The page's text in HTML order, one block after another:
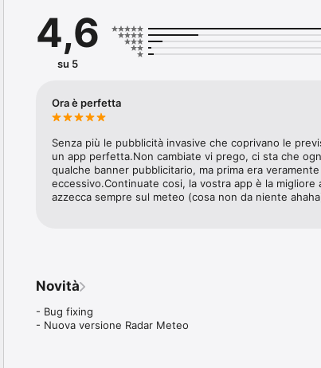
delle perturbazioni in tempo reale.
Fornisce inoltre dettagli sulle località sciistiche ed i
aperte), informazioni dettagliate per le località marine
I nostri meteorologi con la loro competenza
editoriali su bollettino neve, smog e qualità dell’aria,
social previsioni e contenuti.
Previsioni attendibili necessitano di conferme e
costantemente eventuali cambiamenti in corso e
le notifiche push e resta sempre aggiornato sulla
4,6
su 5
Ora è perfetta
Senza più le pubblicità invasive che coprivano le
un app perfetta.Non cambiate vi prego, ci sta che
qualche banner pubblicitario, ma prima era veramente
eccessivo.Continuate cosi, la vostra app è la migliore
azzecca sempre sul meteo (cosa non da niente
Novità
- Bug fixing
- Nuova versione Radar Meteo